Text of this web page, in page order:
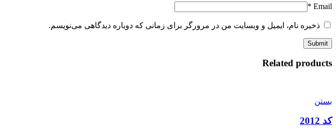
Email
*
ذخیره نام، ایمیل و وبسایت من در مرورگر برای زمانی که دوباره دیدگاهی می‌نویسم.
Related products
بستن
کد 2012